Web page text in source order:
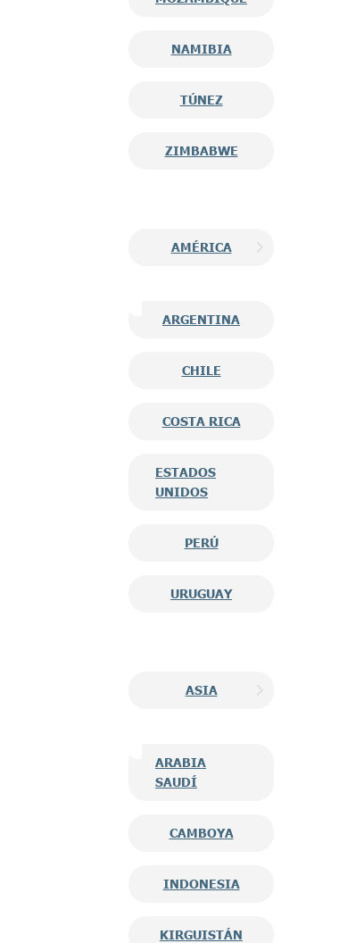
NAMIBIA
TÚNEZ
ZIMBABWE
AMÉRICA
ARGENTINA
CHILE
COSTA RICA
ESTADOS
UNIDOS
PERÚ
URUGUAY
ASIA
ARABIA
SAUDÍ
CAMBOYA
INDONESIA
KIRGUISTÁN